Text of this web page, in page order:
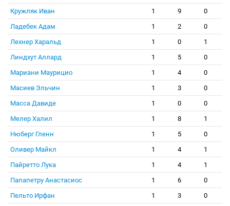
Кружляк Иван
1 9
0
Ладебек Адам
1 2
0
Лехнер Харальд
1 0
1
Линдхут Аллард
1 5
0
Мариани Маурицио
1 4
0
Масиев Эльчин
1 3
0
Масса Давиде
1 0
0
Мелер Халил
1 8
1
Нюберг Гленн
1 5
0
Оливер Майкл
1 4
1
Пайретто Лука
1 4
1
Папапетру Анастасиос
1 6
0
Пельто Ирфан
1 3
0